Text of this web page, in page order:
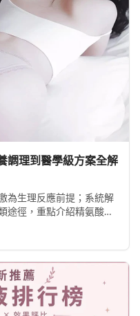
調理到醫學級方案全解
為生理反應前提；系統解
途徑，重點介紹精氨酸潤